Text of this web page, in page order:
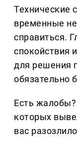
Технические
временные
справиться.
спокойствия
для решения
обязательно
Есть
которых
вас